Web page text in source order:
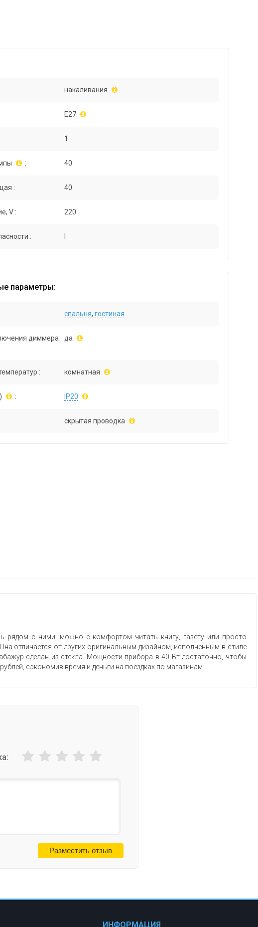
накаливания
E27
1
: 40
: 40
V : 220
:
параметры:
спальня,гостиная
диммера
да
: комнатная
: IP20
скрытая проводка
рядом с ними, можно с комфортом читать книгу, газету или просто
отличается от других оригинальным дизайном, исполненным в стиле
сделан из стекла. Мощности прибора в 40 Вт достаточно, чтобы
сэкономив время и деньги на поездках по магазинам.
ИНФОРМАЦИЯ